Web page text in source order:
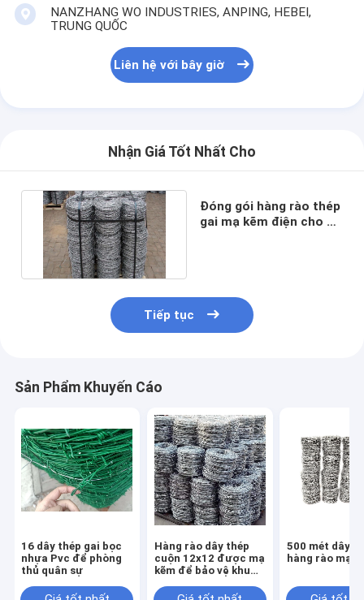
NANZHANG WO INDUSTRIES, ANPING, HEBEI,
TRUNG QUỐC
Liên hệ với bây giờ
Nhận Giá Tốt Nhất Cho
Đóng gói hàng rào thép
gai mạ kẽm điện cho dự
Tiếp tục
Sản Phẩm Khuyến Cáo
16 dây thép gai bọc
nhựa Pvc để phòng
thủ quân sự
Hàng rào dây thép
cuộn 12x12 được mạ
kẽm để bảo vệ khu
bạn
500 mét dây
hàng rào mạ